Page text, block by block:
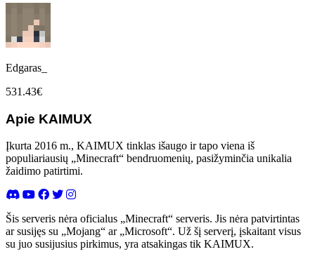
Edgaras_
531.43€
Apie KAIMUX
Įkurta 2016 m., KAIMUX tinklas išaugo ir tapo viena iš
populiariausių „Minecraft“ bendruomenių, pasižyminčia unikalia
žaidimo patirtimi.
Šis serveris nėra oficialus „Minecraft“ serveris. Jis nėra patvirtintas
ar susijęs su „Mojang“ ar „Microsoft“. Už šį serverį, įskaitant visus
su juo susijusius pirkimus, yra atsakingas tik KAIMUX.